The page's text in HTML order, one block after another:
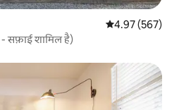
औसत रेटिंग 5 में से
4.97 (567)
- सफ़ाई शामिल है)